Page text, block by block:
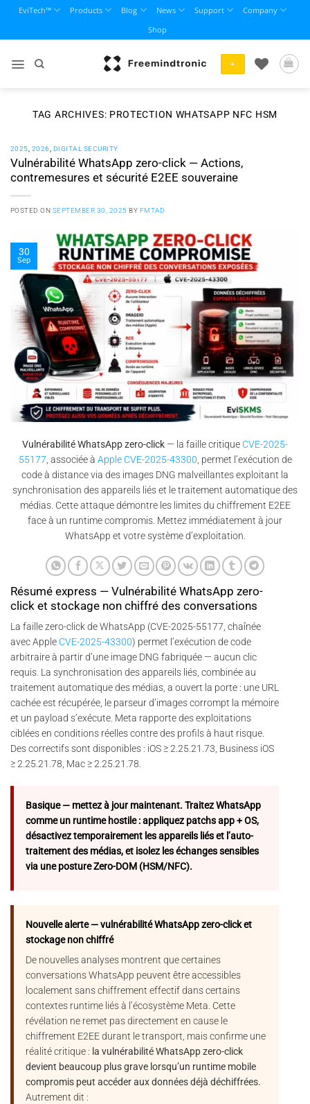
content
EviTech™ Products Blog News Support
Company
Shop
+
TAG ARCHIVES: PROTECTION WHATSAPP NFC HSM
2025 2026 DIGITAL SECURITY
Vulnérabilité WhatsApp zero-click — Actions,
contremesures et sécurité E2EE souveraine
POSTED ON SEPTEMBER 30, 2025 BY FMTAD
30
Sep
Vulnérabilité WhatsApp zero-click — la faille critique CVE-2025-
55177 , associée à Apple CVE-2025-43300 , permet l’exécution de
code à distance via des images DNG malveillantes exploitant la
synchronisation des appareils liés et le traitement automatique des
médias. Cette attaque démontre les limites du chiffrement E2EE
face à un runtime compromis. Mettez immédiatement à jour
WhatsApp et votre système d’exploitation.
Résumé express — Vulnérabilité WhatsApp zero-
click et stockage non chiffré des conversations
La faille zero-click de WhatsApp (CVE-2025-55177, chaînée
avec Apple CVE-2025-43300) permet l’exécution de code
arbitraire à partir d’une image DNG fabriquée — aucun clic
requis. La synchronisation des appareils liés, combinée au
traitement automatique des médias, a ouvert la porte : une URL
cachée est récupérée, le parseur d’images corrompt la mémoire
et un payload s’exécute. Meta rapporte des exploitations
ciblées en conditions réelles contre des profils à haut risque.
Des correctifs sont disponibles : iOS ≥ 2.25.21.73, Business iOS
≥ 2.25.21.78, Mac ≥ 2.25.21.78.
Basique — mettez à jour maintenant. Traitez WhatsApp
comme un runtime hostile : appliquez patchs app + OS,
désactivez temporairement les appareils liés et l’auto-
traitement des médias, et isolez les échanges sensibles
via une posture Zero-DOM (HSM/NFC).
Nouvelle alerte — vulnérabilité WhatsApp zero-click et
stockage non chiffré
De nouvelles analyses montrent que certaines
conversations WhatsApp peuvent être accessibles
localement sans chiffrement effectif dans certains
contextes runtime liés à l’écosystème Meta. Cette
révélation ne remet pas directement en cause le
chiffrement E2EE durant le transport, mais confirme une
réalité critique : la vulnérabilité WhatsApp zero-click
devient beaucoup plus grave lorsqu’un runtime mobile
compromis peut accéder aux données déjà déchiffrées.
Autrement dit :